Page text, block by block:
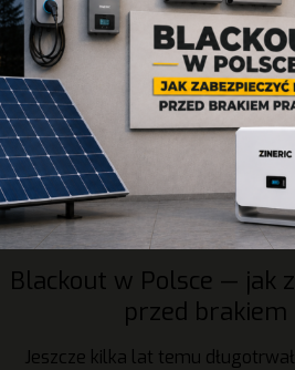
Blackout w Polsce — jak
przed brakiem
Jeszcze kilka lat temu